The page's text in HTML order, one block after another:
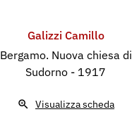
Galizzi Camillo
Bergamo. Nuova chiesa di
Sudorno - 1917
Visualizza scheda